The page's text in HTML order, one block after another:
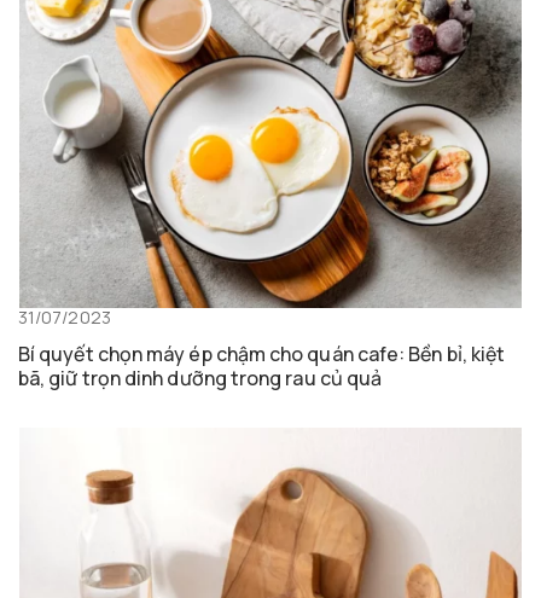
31/07/2023
Bí quyết chọn máy ép chậm cho quán cafe: Bền bỉ, kiệt
bã, giữ trọn dinh dưỡng trong rau củ quả